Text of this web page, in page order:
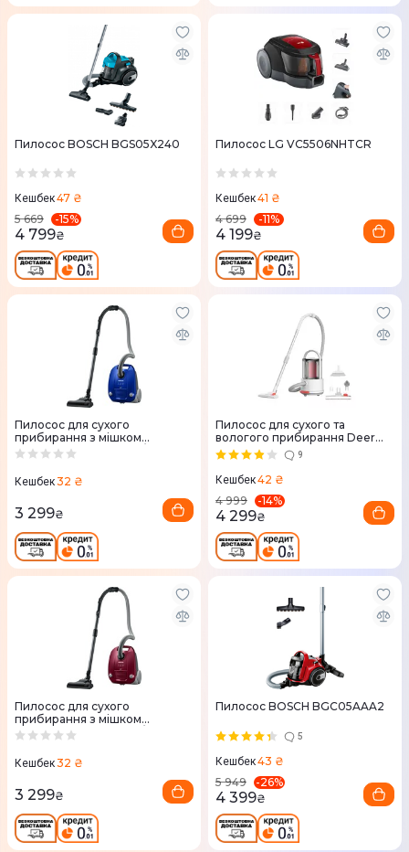
Пилосос BOSCH BGS05X240
Кешбек47 ₴
5 669
-15%
4 799₴
Пилосос LG VC5506NHTCR
Кешбек41 ₴
4 699
-11%
4 199₴
Пилосос для сухого
прибирання з мішком
Samsung VCC41U1V3A/UK
Кешбек32 ₴
3 299₴
Пилосос для сухого та
вологого прибирання Deerma
Vacuum Cleaner (Wet and Dry)
TJ200
9
Кешбек42 ₴
4 999
-14%
4 299₴
Пилосос для сухого
прибирання з мішком
Samsung VCC41U1V3P/UK
Кешбек32 ₴
3 299₴
Пилосос BOSCH BGC05AAA2
5
Кешбек43 ₴
5 949
-26%
4 399₴